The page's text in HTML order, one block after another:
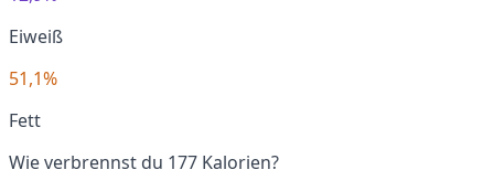
Eiweiß
51,1%
Fett
Wie verbrennst du 177 Kalorien?